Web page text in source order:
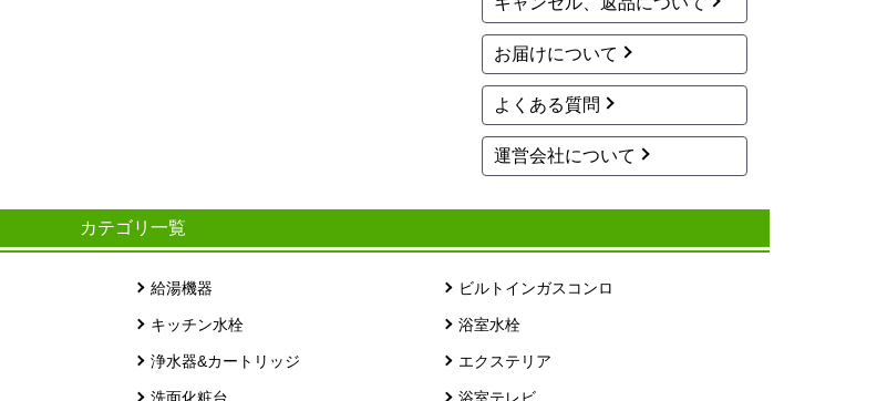
お届けについて
よくある質問
運営会社について
カテゴリ一覧
給湯機器 ビルトインガスコンロ
キッチン水栓 浴室水栓
浄水器&カートリッジ エクステリア